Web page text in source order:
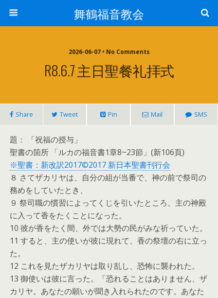
舞鶴福音教会
2026-06-07 • No Comments
R8.6.7 主日聖餐礼拝式
Share Tweet Pin Mail SMS
題： 「祝福の授与」
聖書の箇所 「ルカの福音書1章8~23節」(新106頁)
※聖書：新改訳2017©2017 新日本聖書刊行会
８ さてザカリヤは、自分の組が当番で、神の前で祭司の
務めをしていたとき、
９ 祭司職の慣習によってくじを引いたところ、主の神殿
に入って香をたくことになった。
10 彼が香をたく間、外では大勢の民がみな祈っていた。
11 すると、主の使いが彼に現れて、香の祭壇の右に立っ
た。
12 これを見たザカリヤは取り乱し、恐怖に襲われた。
13 御使いは彼に言った。「恐れることはありません、ザ
カリヤ。あなたの願いが聞き入れられたのです。あなた